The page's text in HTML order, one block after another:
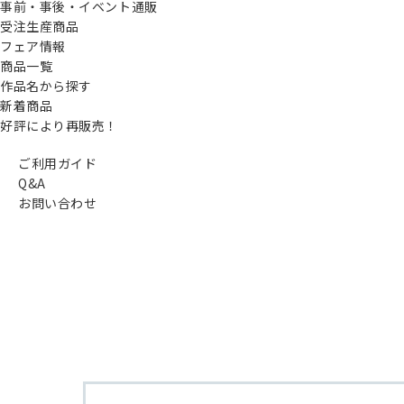
事前・事後・イベント通販
受注生産商品
フェア情報
商品一覧
作品名から探す
新着商品
好評により再販売！
ご利用ガイド
Q&A
お問い合わせ